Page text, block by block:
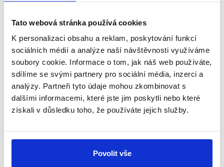
Tato webová stránka používá cookies
K personalizaci obsahu a reklam, poskytování funkcí
sociálních médií a analýze naší návštěvnosti využíváme
soubory cookie. Informace o tom, jak náš web používáte,
sdílíme se svými partnery pro sociální média, inzerci a
analýzy. Partneři tyto údaje mohou zkombinovat s
dalšími informacemi, které jste jim poskytli nebo které
získali v důsledku toho, že používáte jejich služby.
Povolit vše
také citát, který bývá připisován jemu, ale...
Číst dál
Zůstaňme v kontaktu
Přihlaste se k odběru našeho
newsletteru nebowhatsappového
kanálu, kde pravidelně přinášíme
shrnutí nejzajímavějších článků a analýz.